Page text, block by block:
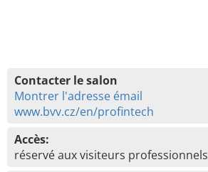
Contacter le salon
Montrer l'adresse émail
www.bvv.cz/en/profintech
Accès:
réservé aux visiteurs professionnels